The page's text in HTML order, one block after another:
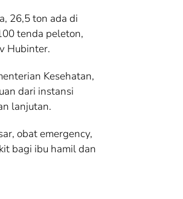
26,5 ton ada di
tenda peleton,
Hubinter.
Kesehatan,
dari instansi
lanjutan.
obat emergency,
bagi ibu hamil dan